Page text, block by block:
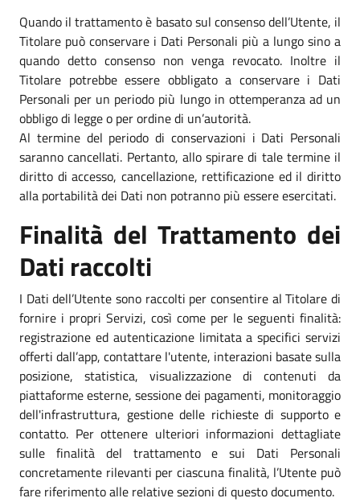
Quando il trattamento è basato sul consenso dell’Utente, il
Titolare può conservare i Dati Personali più a lungo sino a
quando detto consenso non venga revocato. Inoltre il
Titolare potrebbe essere obbligato a conservare i Dati
Personali per un periodo più lungo in ottemperanza ad un
obbligo di legge o per ordine di un’autorità.
Al termine del periodo di conservazioni i Dati Personali
saranno cancellati. Pertanto, allo spirare di tale termine il
diritto di accesso, cancellazione, rettificazione ed il diritto
alla portabilità dei Dati non potranno più essere esercitati.
Finalità del Trattamento dei
Dati raccolti
I Dati dell’Utente sono raccolti per consentire al Titolare di
fornire i propri Servizi, così come per le seguenti finalità:
registrazione ed autenticazione limitata a specifici servizi
offerti dall’app, contattare l'utente, interazioni basate sulla
posizione, statistica, visualizzazione di contenuti da
piattaforme esterne, sessione dei pagamenti, monitoraggio
dell'infrastruttura, gestione delle richieste di supporto e
contatto. Per ottenere ulteriori informazioni dettagliate
sulle finalità del trattamento e sui Dati Personali
concretamente rilevanti per ciascuna finalità, l’Utente può
fare riferimento alle relative sezioni di questo documento.